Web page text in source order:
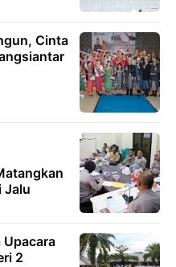
Cinta
Jalu
Upacara
2